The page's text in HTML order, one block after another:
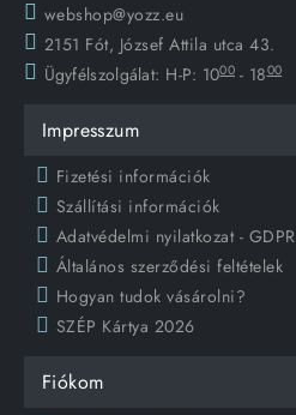
webshop@yozz.eu
2151 Fót, József Attila utca 43.
Ügyfélszolgálat: H-P: 1000 - 1800
Impresszum
Fizetési információk
Szállítási információk
Adatvédelmi nyilatkozat - GDPR
Általános szerződési feltételek
Hogyan tudok vásárolni?
SZÉP Kártya 2026
Fiókom